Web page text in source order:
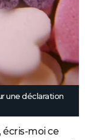
une déclaration
, écris-moi ce